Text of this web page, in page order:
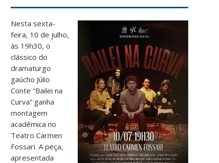
Nesta sexta-
feira, 10 de julho,
às 19h30, o
clássico do
dramaturgo
gaúcho Júlio
Conte “Bailei na
Curva” ganha
montagem
acadêmica no
Teatro Carmen
Fossari. A peça,
apresentada